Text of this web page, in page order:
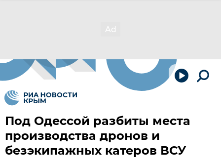
Под Одессой разбиты места
производства дронов и
безэкипажных катеров ВСУ